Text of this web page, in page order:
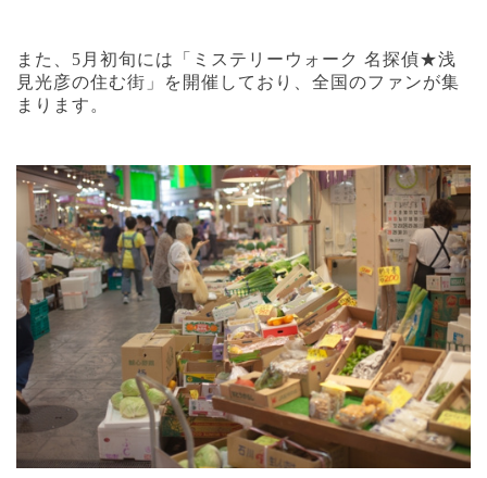
また、 5 月初旬には「ミステリーウォーク 名探偵★浅
見光彦の住む街」を開催しており、全国のファンが集
まります。